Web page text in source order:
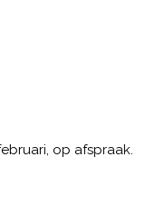
op afspraak.